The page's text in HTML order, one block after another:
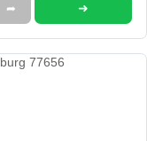
➦ ➜